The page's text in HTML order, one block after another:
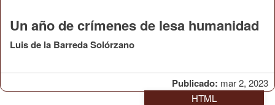
Publicado: mar 2, 2023
Un año de crímenes de lesa humanidad
Luis de la Barreda Solórzano
HTML